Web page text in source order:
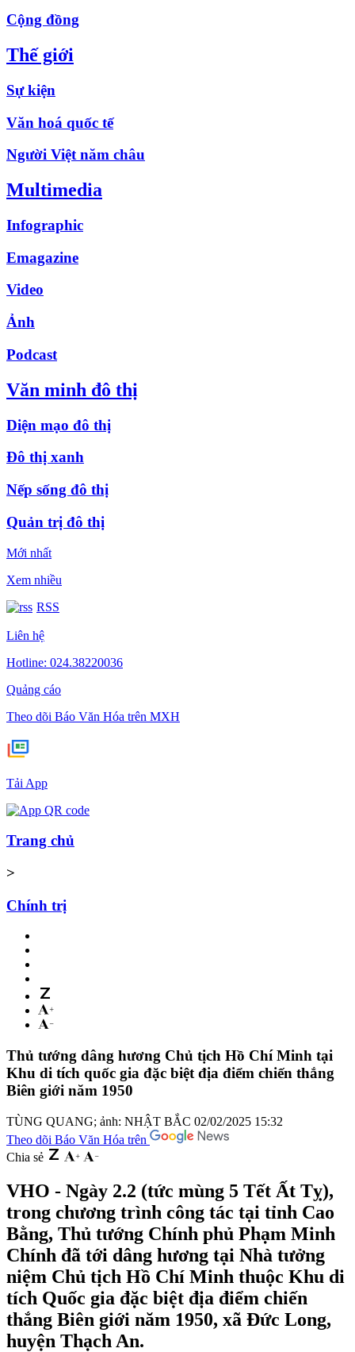
Cộng đồng
Thế giới
Sự kiện
Văn hoá quốc tế
Người Việt năm châu
Multimedia
Infographic
Emagazine
Video
Ảnh
Podcast
Văn minh đô thị
Diện mạo đô thị
Đô thị xanh
Nếp sống đô thị
Quản trị đô thị
Mới nhất
Xem nhiều
RSS
Liên hệ
Hotline: 024.38220036
Quảng cáo
Theo dõi Báo Văn Hóa trên MXH
Tải App
Trang chủ
>
Chính trị
Thủ tướng dâng hương Chủ tịch Hồ Chí Minh tại
Khu di tích quốc gia đặc biệt địa điểm chiến thắng
Biên giới năm 1950
TÙNG QUANG; ảnh: NHẬT BẮC 02/02/2025 15:32
Theo dõi Báo Văn Hóa trên
Chia sẻ
VHO - Ngày 2.2 (tức mùng 5 Tết Ất Tỵ),
trong chương trình công tác tại tỉnh Cao
Bằng, Thủ tướng Chính phủ Phạm Minh
Chính đã tới dâng hương tại Nhà tưởng
niệm Chủ tịch Hồ Chí Minh thuộc Khu di
tích Quốc gia đặc biệt địa điểm chiến
thắng Biên giới năm 1950, xã Đức Long,
huyện Thạch An.